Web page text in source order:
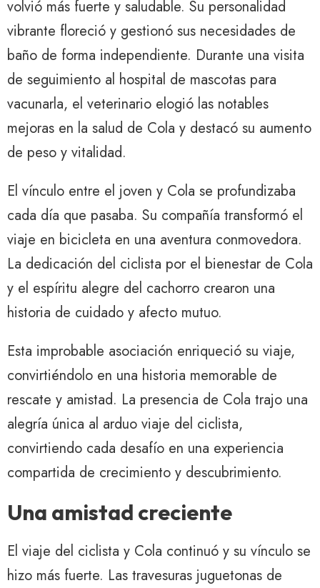
volvió más fuerte y saludable. Su personalidad
vibrante floreció y gestionó sus necesidades de
baño de forma independiente. Durante una visita
de seguimiento al hospital de mascotas para
vacunarla, el veterinario elogió las notables
mejoras en la salud de Cola y destacó su aumento
de peso y vitalidad.
El vínculo entre el joven y Cola se profundizaba
cada día que pasaba. Su compañía transformó el
viaje en bicicleta en una aventura conmovedora.
La dedicación del ciclista por el bienestar de Cola
y el espíritu alegre del cachorro crearon una
historia de cuidado y afecto mutuo.
Esta improbable asociación enriqueció su viaje,
convirtiéndolo en una historia memorable de
rescate y amistad. La presencia de Cola trajo una
alegría única al arduo viaje del ciclista,
convirtiendo cada desafío en una experiencia
compartida de crecimiento y descubrimiento.
Una amistad creciente
El viaje del ciclista y Cola continuó y su vínculo se
hizo más fuerte. Las travesuras juguetonas de